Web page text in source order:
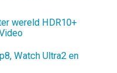
wereld HDR10+
Watch Ultra2 en